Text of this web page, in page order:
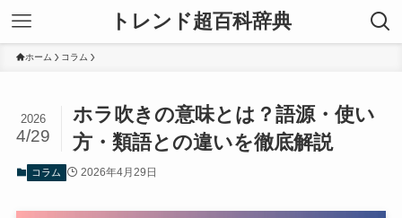
トレンド超百科辞典
ホーム コラム
ホラ吹きの意味とは？語源・使い
方・類語との違いを徹底解説
2026
4/29
コラム 2026年4月29日